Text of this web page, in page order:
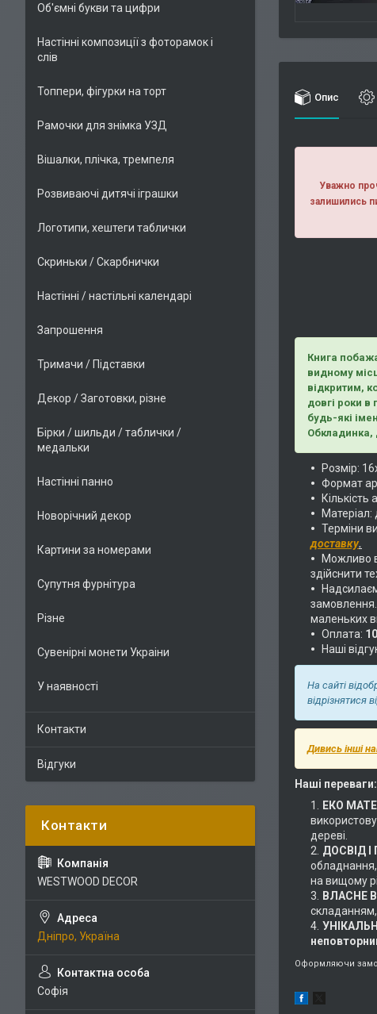
Опис
Уважно
залишились
Книга
видному
відкритим,
довгі роки в
будь-які
Обкладинка,
Розмір:
Формат
Кількість
Терміни
доставку.
Можливо
здійснити
замовлення.
маленьких
Оплата:
Наші
На сайті
відрізнятися
Дивись інші
Наші переваги:
ЕКО
дереві.
ДОСВІД І
обладнання,
на вищому
ВЛАСНЕ
Оформляючи
Об'ємні букви та цифри
Настінні композиції з фоторамок і
слів
Топпери, фігурки на торт
Рамочки для знімка УЗД
Вішалки, плічка, тремпеля
Розвиваючі дитячі іграшки
Логотипи, хештеги таблички
Скриньки / Скарбнички
Настінні / настільні календарі
Запрошення
Тримачи / Підставки
Декор / Заготовки, різне
Бірки / шильди / таблички /
медальки
Настінні панно
Новорічний декор
Картини за номерами
Супутня фурнітура
Різне
Сувенірні монети Украіни
У наявності
Контакти
Відгуки
WESTWOOD DECOR
Дніпро, Україна
Софія